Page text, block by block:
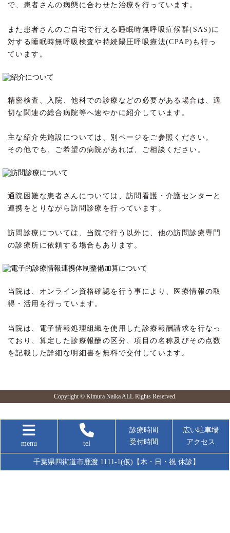
で、患者さんの病態に合わせた治療を行っています。
また患者さんのご自宅で行える睡眠時無呼吸症候群(SAS)に
対する睡眠時無呼吸検査や持続陽圧呼吸療法(CPAP)も行っ
ています。
精密検査、入院、他科での診療などの必要がある場合は、適
切な関連の総合病院等へ速やかに紹介しています。
主な紹介先施設については、別ページをご参照ください。
その他でも、ご希望の病院があれば、ご相談ください。
通院困難な患者さんについては、訪問看護・介護センターと
連携をとりながら訪問診療を行っています。
訪問診療については、当院で行う以外に、他の訪問診療専門
の診療所に依頼する場合もあります。
当院は、オンライン資格確認を行う事により、医療情報の取
得・活用を行っています。
当院は、電子情報処理組織を使用した診療報酬請求を行なっ
ており、算定した診療報酬の区分、項目の名称及びその点数
を記載した詳細な明細書を無料で交付しています。
Copyright © Kimura Naika ALL Rights Reserved.
menu tel
診療時間
受付時間
広い駐車場
アクセス
千葉県四街道市鹿渡 1111-1(仮)【木・日・祝 休診】